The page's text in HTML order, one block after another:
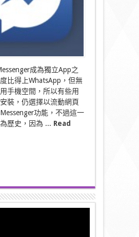
流
頁
中
成為獨立App之
比得上WhatsApp，但無
手機空間，所以有些用
裝，仍選擇以流動網頁
功能，不過這一
歷史，因為 ... Read